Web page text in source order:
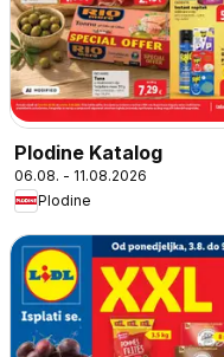
Plodine Katalog
06.08. - 11.08.2026
Plodine